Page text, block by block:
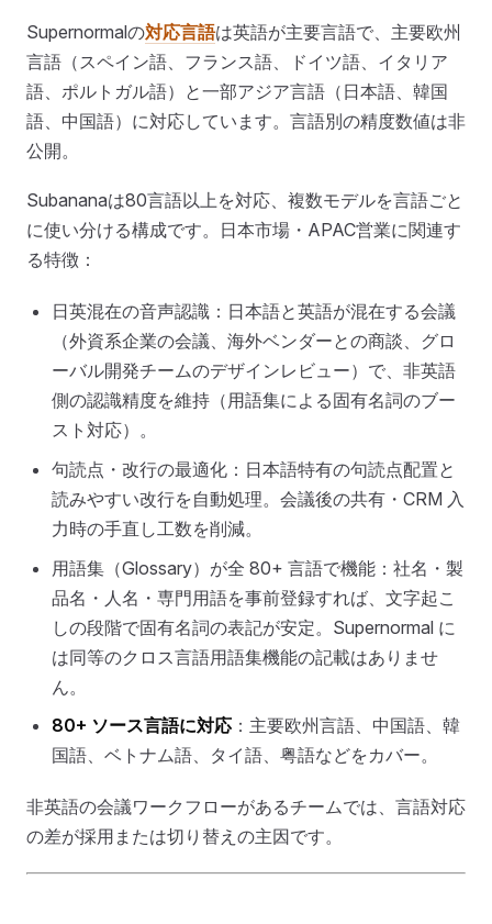
Supernormalの対応言語は英語が主要言語で、主要欧州
言語（スペイン語、フランス語、ドイツ語、イタリア
語、ポルトガル語）と一部アジア言語（日本語、韓国
語、中国語）に対応しています。言語別の精度数値は非
公開。
Subananaは80言語以上を対応、複数モデルを言語ごと
に使い分ける構成です。日本市場・APAC営業に関連す
る特徴：
日英混在の音声認識：日本語と英語が混在する会議
（外資系企業の会議、海外ベンダーとの商談、グロ
ーバル開発チームのデザインレビュー）で、非英語
側の認識精度を維持（用語集による固有名詞のブー
スト対応）。
句読点・改行の最適化：日本語特有の句読点配置と
読みやすい改行を自動処理。会議後の共有・CRM 入
力時の手直し工数を削減。
用語集（Glossary）が全 80+ 言語で機能：社名・製
品名・人名・専門用語を事前登録すれば、文字起こ
しの段階で固有名詞の表記が安定。Supernormal に
は同等のクロス言語用語集機能の記載はありませ
ん。
80+ ソース言語に対応 ：主要欧州言語、中国語、韓
国語、ベトナム語、タイ語、粤語などをカバー。
非英語の会議ワークフローがあるチームでは、言語対応
の差が採用または切り替えの主因です。